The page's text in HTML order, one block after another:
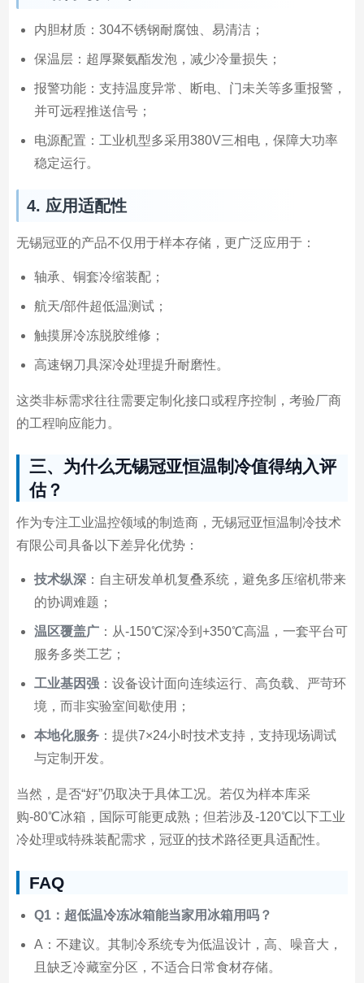
内胆材质：304不锈钢耐腐蚀、易清洁；
保温层：超厚聚氨酯发泡，减少冷量损失；
报警功能：支持温度异常、断电、门未关等多重报警，
并可远程推送信号；
电源配置：工业机型多采用380V三相电，保障大功率
稳定运行。
4. 应用适配性
无锡冠亚的产品不仅用于样本存储，更广泛应用于：
轴承、铜套冷缩装配；
航天/部件超低温测试；
触摸屏冷冻脱胶维修；
高速钢刀具深冷处理提升耐磨性。
这类非标需求往往需要定制化接口或程序控制，考验厂商
的工程响应能力。
三、为什么无锡冠亚恒温制冷值得纳入评
估？
作为专注工业温控领域的制造商，无锡冠亚恒温制冷技术
有限公司具备以下差异化优势：
技术纵深：自主研发单机复叠系统，避免多压缩机带来
的协调难题；
温区覆盖广：从-150℃深冷到+350℃高温，一套平台可
服务多类工艺；
工业基因强：设备设计面向连续运行、高负载、严苛环
境，而非实验室间歇使用；
本地化服务：提供7×24小时技术支持，支持现场调试
与定制开发。
当然，是否“好”仍取决于具体工况。若仅为样本库采
购-80℃冰箱，国际可能更成熟；但若涉及-120℃以下工业
冷处理或特殊装配需求，冠亚的技术路径更具适配性。
FAQ
Q1：超低温冷冻冰箱能当家用冰箱用吗？
A：不建议。其制冷系统专为低温设计，高、噪音大，
且缺乏冷藏室分区，不适合日常食材存储。